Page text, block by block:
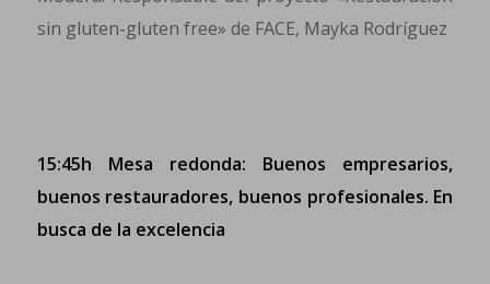
sin gluten-gluten free» de FACE, Mayka Rodríguez
15:45h Mesa redonda: Buenos empresarios,
buenos restauradores, buenos profesionales. En
busca de la excelencia